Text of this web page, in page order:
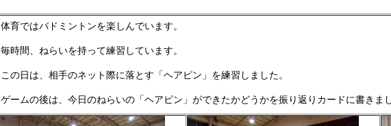
体育ではバドミントンを楽しんでいます。
毎時間、ねらいを持って練習しています。
この日は、相手のネット際に落とす「ヘアピン」を練習しました。
ゲームの後は、今日のねらいの「ヘアピン」ができたかどうかを振り返りカードに書きま